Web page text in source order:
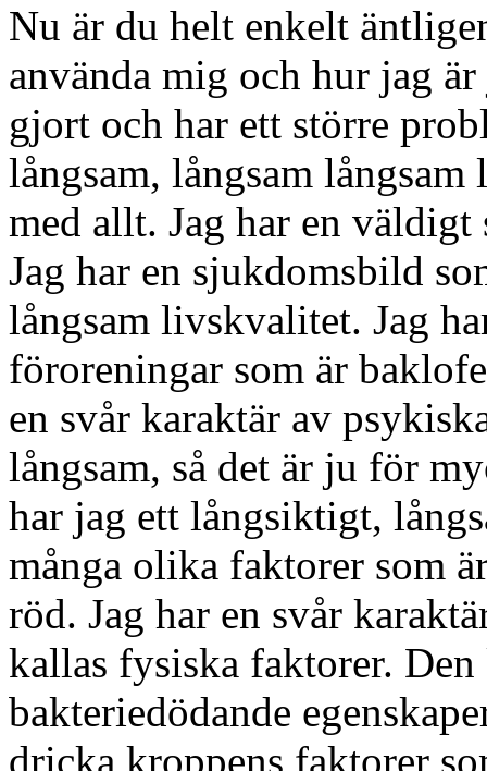
Nu är du helt enkelt
använda mig och hur jag
gjort och har ett större
långsam, långsam
med allt. Jag har en
Jag har en sjukdomsbild
långsam livskvalitet. Jag
föroreningar som är
en svår karaktär av
långsam, så det är ju för
har jag ett långsiktigt,
många olika faktorer som
röd. Jag har en svår
kallas fysiska faktorer.
bakteriedödande
dricka kroppens faktorer